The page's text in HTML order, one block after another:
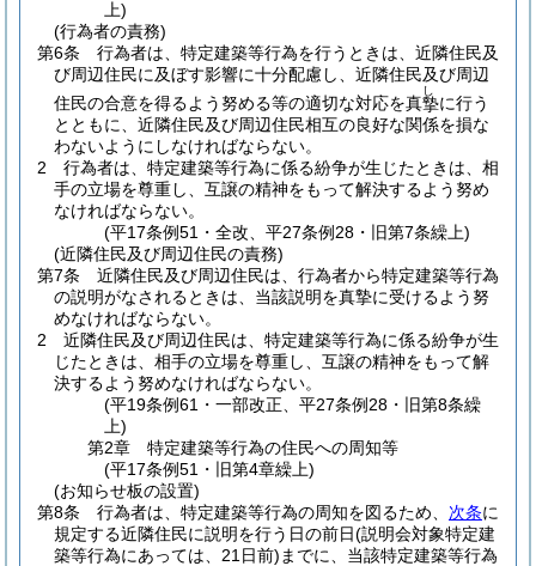
上)
(行為者の責務)
第6条
行為者は、特定建築等行為を行うときは、近隣住民及
び周辺住民に及ぼす影響に十分配慮し、近隣住民及び周辺
住民の合意を得るよう努める等の適切な対応を真摯
し
に行う
とともに、近隣住民及び周辺住民相互の良好な関係を損な
わないようにしなければならない。
2
行為者は、特定建築等行為に係る紛争が生じたときは、相
手の立場を尊重し、互譲の精神をもって解決するよう努め
なければならない。
(平17条例51・全改、平27条例28・旧第7条繰上)
(近隣住民及び周辺住民の責務)
第7条
近隣住民及び周辺住民は、行為者から特定建築等行為
の説明がなされるときは、当該説明を真摯に受けるよう努
めなければならない。
2
近隣住民及び周辺住民は、特定建築等行為に係る紛争が生
じたときは、相手の立場を尊重し、互譲の精神をもって解
決するよう努めなければならない。
(平19条例61・一部改正、平27条例28・旧第8条繰
上)
第2章
特定建築等行為の住民への周知等
(平17条例51・旧第4章繰上)
(お知らせ板の設置)
第8条
行為者は、特定建築等行為の周知を図るため、 次条に
規定する近隣住民に説明を行う日の前日(説明会対象特定建
築等行為にあっては、21日前) までに、当該特定建築等行為